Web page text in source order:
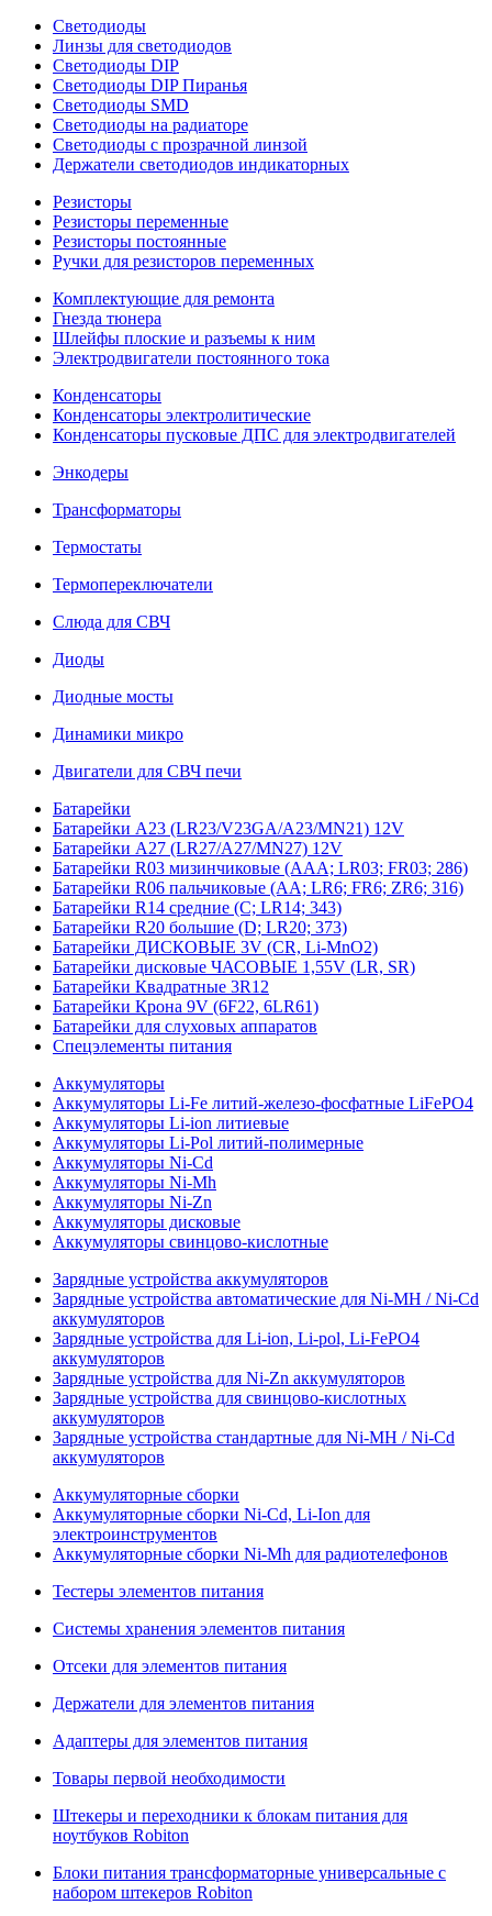
Светодиоды
Линзы для светодиодов
Светодиоды DIP
Светодиоды DIP Пиранья
Светодиоды SMD
Светодиоды на радиаторе
Светодиоды с прозрачной линзой
Держатели светодиодов индикаторных
Резисторы
Резисторы переменные
Резисторы постоянные
Ручки для резисторов переменных
Комплектующие для ремонта
Гнезда тюнера
Шлейфы плоские и разъемы к ним
Электродвигатели постоянного тока
Конденсаторы
Конденсаторы электролитические
Конденсаторы пусковые ДПС для электродвигателей
Энкодеры
Трансформаторы
Термостаты
Термопереключатели
Слюда для СВЧ
Диоды
Диодные мосты
Динамики микро
Двигатели для СВЧ печи
Батарейки
Батарейки A23 (LR23/V23GA/A23/MN21) 12V
Батарейки A27 (LR27/A27/MN27) 12V
Батарейки R03 мизинчиковые (AAA; LR03; FR03; 286)
Батарейки R06 пальчиковые (AA; LR6; FR6; ZR6; 316)
Батарейки R14 средние (C; LR14; 343)
Батарейки R20 большие (D; LR20; 373)
Батарейки ДИСКОВЫЕ 3V (CR, Li-MnO2)
Батарейки дисковые ЧАСОВЫЕ 1,55V (LR, SR)
Батарейки Квадратные 3R12
Батарейки Крона 9V (6F22, 6LR61)
Батарейки для слуховых аппаратов
Спецэлементы питания
Аккумуляторы
Аккумуляторы Li-Fe литий-железо-фосфатные LiFePO4
Аккумуляторы Li-ion литиевые
Аккумуляторы Li-Pol литий-полимерные
Аккумуляторы Ni-Cd
Аккумуляторы Ni-Mh
Аккумуляторы Ni-Zn
Аккумуляторы дисковые
Аккумуляторы свинцово-кислотные
Зарядные устройства аккумуляторов
Зарядные устройства автоматические для Ni-MH / Ni-Cd
аккумуляторов
Зарядные устройства для Li-ion, Li-pol, Li-FePO4
аккумуляторов
Зарядные устройства для Ni-Zn аккумуляторов
Зарядные устройства для свинцово-кислотных
аккумуляторов
Зарядные устройства стандартные для Ni-MH / Ni-Cd
аккумуляторов
Аккумуляторные сборки
Аккумуляторные сборки Ni-Cd, Li-Ion для
электроинструментов
Аккумуляторные сборки Ni-Mh для радиотелефонов
Тестеры элементов питания
Системы хранения элементов питания
Отсеки для элементов питания
Держатели для элементов питания
Адаптеры для элементов питания
Товары первой необходимости
Штекеры и переходники к блокам питания для
ноутбуков Robiton
Блоки питания трансформаторные универсальные с
набором штекеров Robiton